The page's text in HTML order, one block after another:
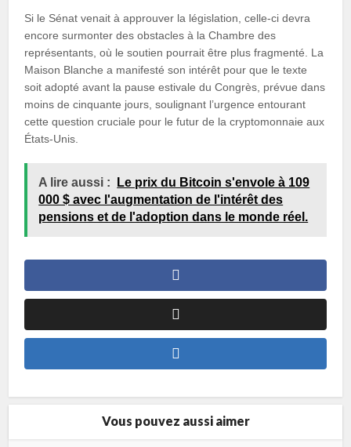
Si le Sénat venait à approuver la législation, celle-ci devra
encore surmonter des obstacles à la Chambre des
représentants, où le soutien pourrait être plus fragmenté. La
Maison Blanche a manifesté son intérêt pour que le texte
soit adopté avant la pause estivale du Congrès, prévue dans
moins de cinquante jours, soulignant l’urgence entourant
cette question cruciale pour le futur de la cryptomonnaie aux
États-Unis.
A lire aussi :
Le prix du Bitcoin s'envole à 109
000 $ avec l'augmentation de l'intérêt des
pensions et de l'adoption dans le monde réel.
Vous pouvez aussi aimer